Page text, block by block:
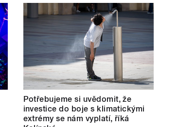
Potřebujeme si uvědomit, že
investice do boje s klimatickými
extrémy se nám vyplatí, říká